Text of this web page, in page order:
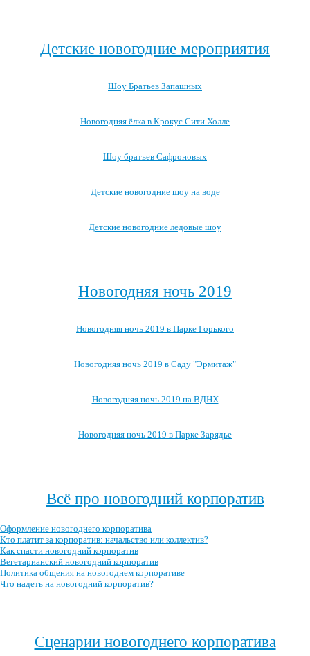
Детские новогодние мероприятия
Шоу Братьев Запашных
Новогодняя ёлка в Крокус Сити Холле
Шоу братьев Сафроновых
Детские новогодние шоу на воде
Детские новогодние ледовые шоу
Новогодняя ночь 2019
Новогодняя ночь 2019 в Парке Горького
Новогодняя ночь 2019 в Саду "Эрмитаж"
Новогодняя ночь 2019 на ВДНХ
Новогодняя ночь 2019 в Парке Зарядье
Всё про новогодний корпоратив
Оформление новогоднего корпоратива
Кто платит за корпоратив: начальство или коллектив?
Как спасти новогодний корпоратив
Вегетарианский новогодний корпоратив
Политика общения на новогоднем корпоративе
Что надеть на новогодний корпоратив?
Сценарии новогоднего корпоратива